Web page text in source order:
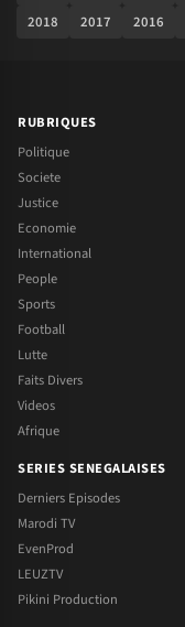
2018
2017 2016
RUBRIQUES
Politique
Societe
Justice
Economie
International
People
Sports
Football
Lutte
Faits Divers
Videos
Afrique
SERIES SENEGALAISES
Derniers Episodes
Marodi TV
EvenProd
LEUZTV
Pikini Production